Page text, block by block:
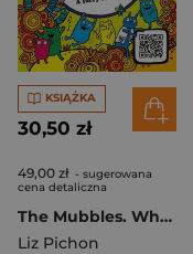
KSIĄŻKA
30,50 zł
49,00 zł - sugerowana
cena detaliczna
The Mubbles. When Berry Met Terry
Liz Pichon